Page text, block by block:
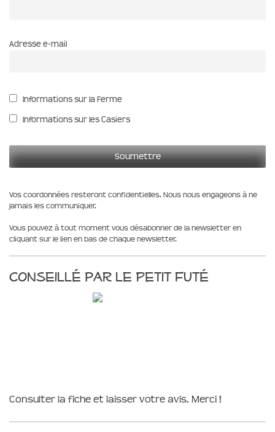
Adresse e-mail
Informations sur la Ferme
Informations sur les Casiers
Vos coordonnées resteront confidentielles. Nous nous engageons à ne
jamais les communiquer.
Vous pouvez à tout moment vous désabonner de la newsletter en
cliquant sur le lien en bas de chaque newsletter.
Conseillé par le Petit Futé
Consulter la fiche et laisser votre avis. Merci !